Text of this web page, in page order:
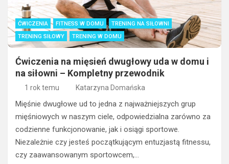
ĆWICZENIA FITNESS W DOMU
TRENING NA SIŁOWNI
TRENING SIŁOWY
TRENING W DOMU
Ćwiczenia na mięsień dwugłowy uda w domu i
na siłowni – Kompletny przewodnik
1 rok temu Katarzyna Domańska
Mięśnie dwugłowe ud to jedna z najważniejszych grup
mięśniowych w naszym ciele, odpowiedzialna zarówno za
codzienne funkcjonowanie, jak i osiągi sportowe.
Niezależnie czy jesteś początkującym entuzjastą fitnessu,
czy zaawansowanym sportowcem,…